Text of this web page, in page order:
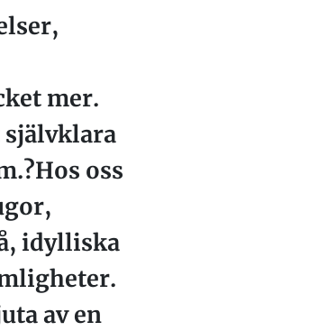
mer.
självklara
oss
idylliska
av en